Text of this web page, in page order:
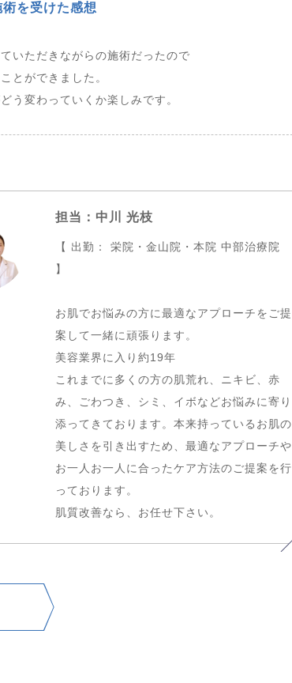
術を受けた感想
いただきながらの施術だったので
とができました。
う変わっていくか楽しみです。
担当：中川 光枝
【 出勤： 栄院・金山院・本院 中部治療院
】
お肌でお悩みの方に最適なアプローチをご提
案して一緒に頑張ります。
美容業界に入り約19年
これまでに多くの方の肌荒れ、ニキビ、赤
み、ごわつき、シミ、イボなどお悩みに寄り
添ってきております。本来持っているお肌の
美しさを引き出すため、最適なアプローチや
お一人お一人に合ったケア方法のご提案を行
っております。
肌質改善なら、お任せ下さい。